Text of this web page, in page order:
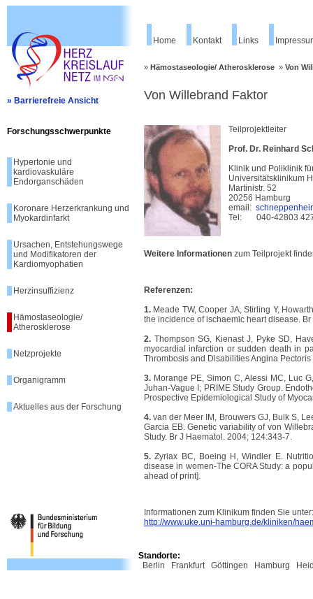
» Barrierefreie Ansicht
Forschungsschwerpunkte
Hypertonie und
kardiovaskuläre
Endorganschäden
Koronare Herzerkrankung und
Myokardinfarkt
Ursachen, Entstehungswege
und Modifikatoren der
Kardiomyophatien
Herzinsuffizienz
Hämostaseologie/
Atherosklerose
Netzprojekte
Organigramm
Aktuelles aus der Forschung
Home Kontakt Links
» Hämostaseologie/ Atherosklerose » Von
Von Willebrand Faktor
Teilprojektleiter
Prof. Dr. Reinhard
Klinik und Poliklinik
Universitätsklinikum
Martinistr. 52
20256 Hamburg
email:
Tel: 040-42803
Weitere Informationen zum Teilprojekt
Referenzen:
1. Meade TW, Cooper JA,Stirling Y,
the incidence of ischaemic heart disease.
2. Thompson SG, Kienast J, Pyke SD,
myocardial infarction or sudden death in
Thrombosis and Disabilities Angina
3. Morange PE, Simon C, Alessi MC, Luc
Juhan-Vague I; PRIME Study Group.
Prospective Epidemiological Study of
4. van der Meer IM, Brouwers GJ, Bulk S,
Garcia EB. Genetic variability of von
Study. Br J Haematol. 2004; 124:343-7.
5. Zyriax BC, Boeing H, Windler E.
disease in women-The CORA Study: a
ahead of print].
Informationen zum Klinikum finden Sie unter:
http://www.uke.uni-hamburg.de/kliniken/
Standorte:
Berlin
Frankfurt Göttingen Hamburg